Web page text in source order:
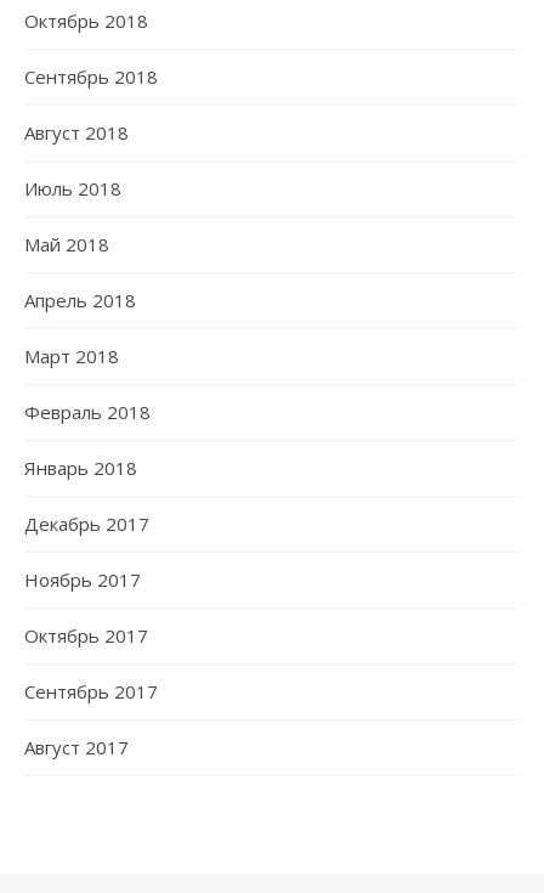
Октябрь 2018
Сентябрь 2018
Август 2018
Июль 2018
Май 2018
Апрель 2018
Март 2018
Февраль 2018
Январь 2018
Декабрь 2017
Ноябрь 2017
Октябрь 2017
Сентябрь 2017
Август 2017